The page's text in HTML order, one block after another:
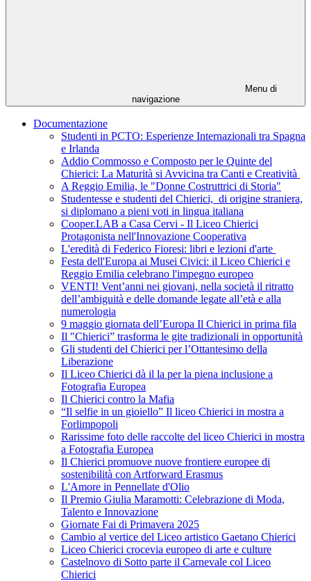
Menu di
navigazione
Documentazione
Studenti in PCTO: Esperienze Internazionali tra Spagna
e Irlanda
Addio Commosso e Composto per le Quinte del
Chierici: La Maturità si Avvicina tra Canti e Creatività
A Reggio Emilia, le "Donne Costruttrici di Storia"
Studentesse e studenti del Chierici, di origine straniera,
si diplomano a pieni voti in lingua italiana
Cooper.LAB a Casa Cervi - Il Liceo Chierici
Protagonista nell'Innovazione Cooperativa
L'eredità di Federico Fioresi: libri e lezioni d'arte
Festa dell'Europa ai Musei Civici: il Liceo Chierici e
Reggio Emilia celebrano l'impegno europeo
VENTI! Vent’anni nei giovani, nella società il ritratto
dell’ambiguità e delle domande legate all’età e alla
numerologia
9 maggio giornata dell’Europa Il Chierici in prima fila
Il "Chierici” trasforma le gite tradizionali in opportunità
Gli studenti del Chierici per l’Ottantesimo della
Liberazione
Il Liceo Chierici dà il la per la piena inclusione a
Fotografia Europea
Il Chierici contro la Mafia
“Il selfie in un gioiello” Il liceo Chierici in mostra a
Forlimpopoli
Rarissime foto delle raccolte del liceo Chierici in mostra
a Fotografia Europea
Il Chierici promuove nuove frontiere europee di
sostenibilità con Artforward Erasmus
L'Amore in Pennellate d'Olio
Il Premio Giulia Maramotti: Celebrazione di Moda,
Talento e Innovazione
Giornate Fai di Primavera 2025
Cambio al vertice del Liceo artistico Gaetano Chierici
Liceo Chierici crocevia europeo di arte e culture
Castelnovo di Sotto parte il Carnevale col Liceo
Chierici